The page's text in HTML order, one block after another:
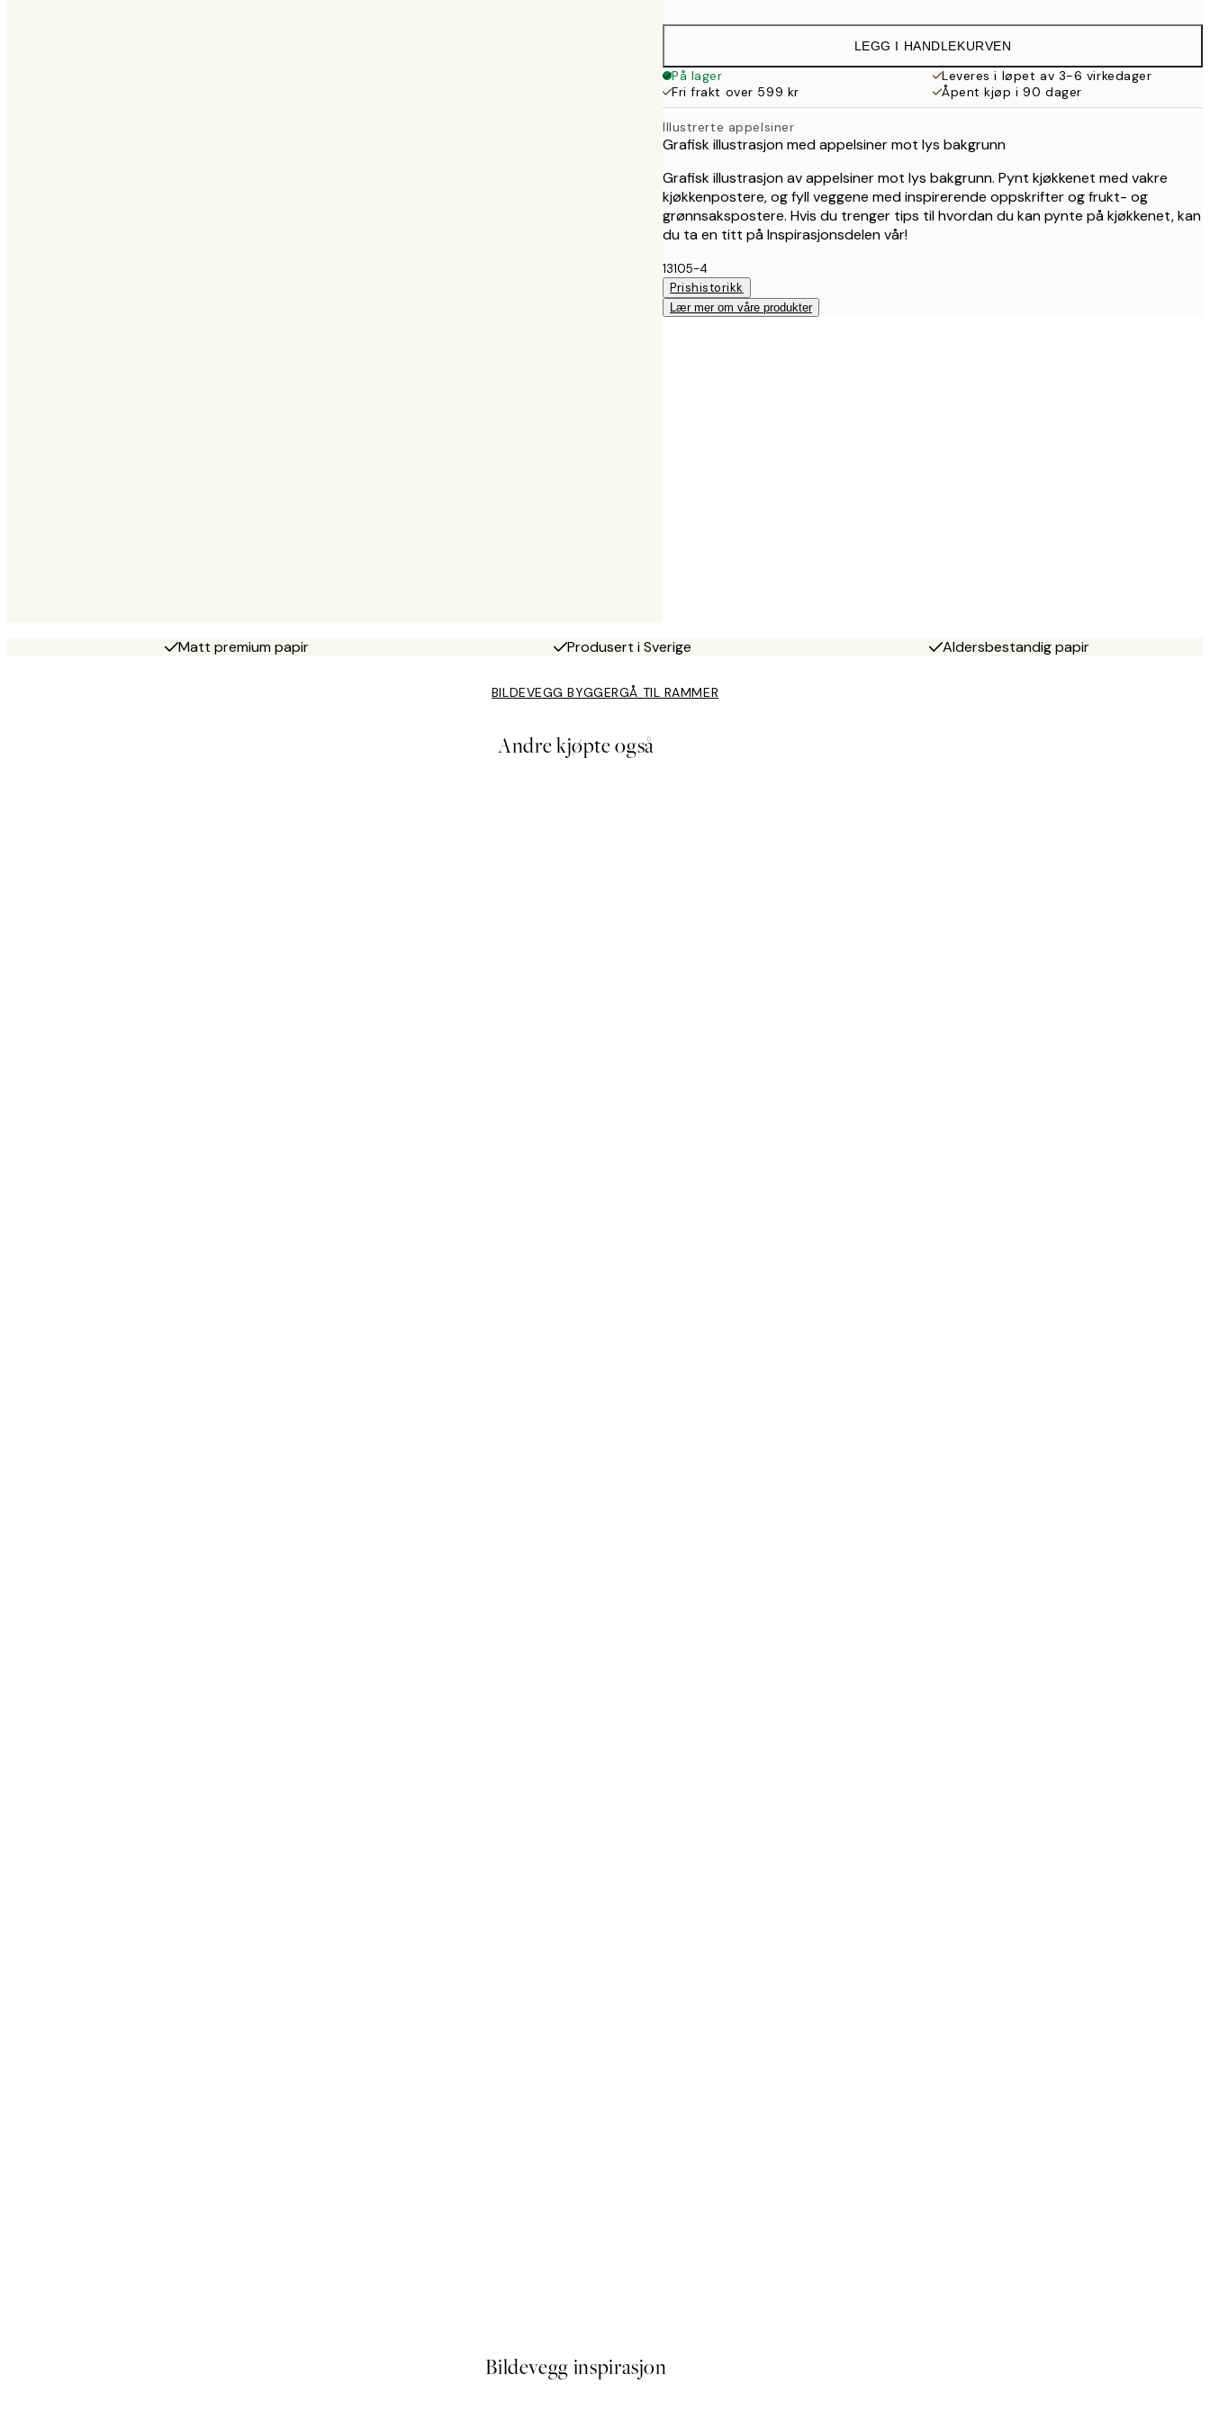
215 kr
359 kr
LEGG I HANDLEKURVEN
På lager
Leveres i løpet av 3-6 virkedager
Fri frakt over 599 kr
Åpent kjøp i 90 dager
Illustrerte appelsiner
Grafisk illustrasjon med appelsiner mot lys bakgrunn
Grafisk illustrasjon av appelsiner mot lys bakgrunn. Pynt kjøkkenet med vakre
kjøkkenpostere, og fyll veggene med inspirerende oppskrifter og frukt- og
grønnsakspostere. Hvis du trenger tips til hvordan du kan pynte på kjøkkenet, kan
du ta en titt på Inspirasjonsdelen vår!
13105-4
Prishistorikk
Lær mer om våre produkter
Matt premium papir Produsert i Sverige Aldersbestandig papir
BILDEVEGG BYGGERGÅ TIL RAMMER
Andre kjøpte også
Bildevegg inspirasjon